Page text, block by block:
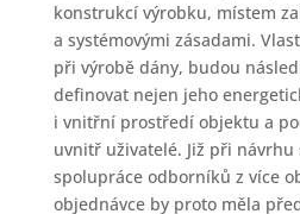
konstrukcí výrobku, místem
a systémovými zásadami.
při výrobě dány, budou
definovat nejen jeho
i vnitřní prostředí objektu a
uvnitř uživatelé. Již při
spolupráce odborníků z více
objednávce by proto měla